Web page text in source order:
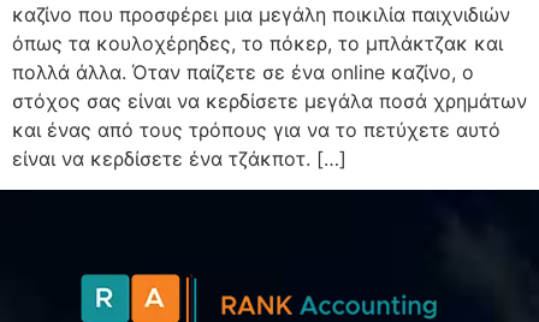
καζίνο που προσφέρει μια μεγάλη ποικιλία παιχνιδιών
όπως τα κουλοχέρηδες, το πόκερ, το μπλάκτζακ και
πολλά άλλα. Όταν παίζετε σε ένα online καζίνο, ο
στόχος σας είναι να κερδίσετε μεγάλα ποσά χρημάτων
και ένας από τους τρόπους για να το πετύχετε αυτό
είναι να κερδίσετε ένα τζάκποτ. […]